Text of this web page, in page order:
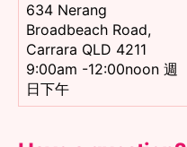
634 Nerang
Broadbeach Road,
Carrara QLD 4211
9:00am -12:00noon 週
日下午